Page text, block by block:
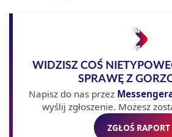
WIDZISZ COŚ
SPRAWĘ Z
Napisz do nas przez
wyślij zgłoszenie. Możesz
ZGŁOŚ RAPORT